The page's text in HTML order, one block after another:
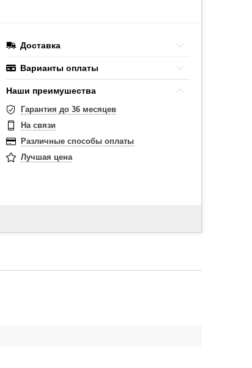
Доставка
Варианты оплаты
Наши преимушества
Гарантия до 36 месяцев
На связи
Различные способы оплаты
Лучшая цена